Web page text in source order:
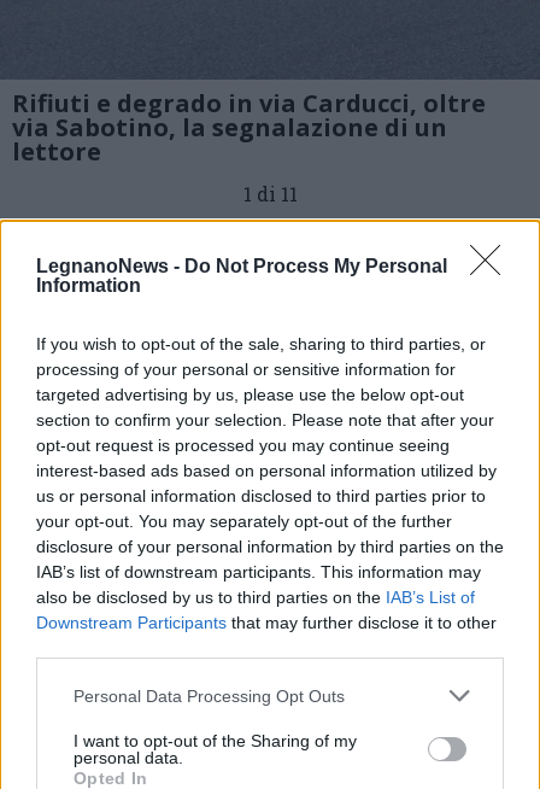
LegnanoNews - Do Not Process My Personal
Information
If you wish to opt-out of the sale, sharing to third parties, or
processing of your personal or sensitive information for
targeted advertising by us, please use the below opt-out
section to confirm your selection. Please note that after your
opt-out request is processed you may continue seeing
interest-based ads based on personal information utilized by
us or personal information disclosed to third parties prior to
your opt-out. You may separately opt-out of the further
disclosure of your personal information by third parties on the
IAB’s list of downstream participants. This information may
also be disclosed by us to third parties on the IAB’s List of
Downstream Participants that may further disclose it to other
Personal Data Processing Opt Outs
I want to opt-out of the Sharing of my
personal data.
Opted In
Rifiuti e degrado in via Carducci, oltre
via Sabotino, la segnalazione di un
lettore
1 di 11
Leggi l'articolo:
L’esasperazione di un lettore: «Troppo degrado e sporcizia
in via Carducci a Legnano»